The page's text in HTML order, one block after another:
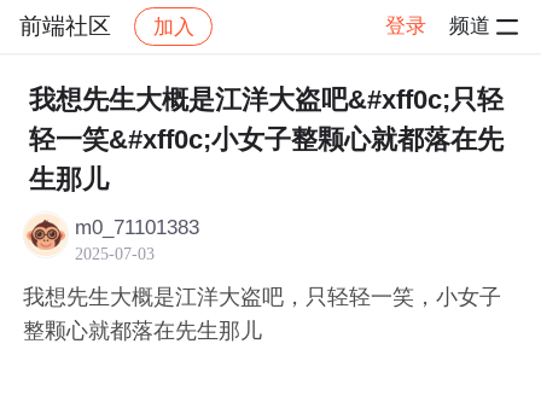
前端社区 加入 登录 频道
社区 前端社区 感慨 帖子详情
我想先生大概是江洋大盗吧&#xff0c;只轻
轻一笑&#xff0c;小女子整颗心就都落在先
生那儿
m0_71101383
2025-07-03
我想先生大概是江洋大盗吧，只轻轻一笑，小女子
整颗心就都落在先生那儿